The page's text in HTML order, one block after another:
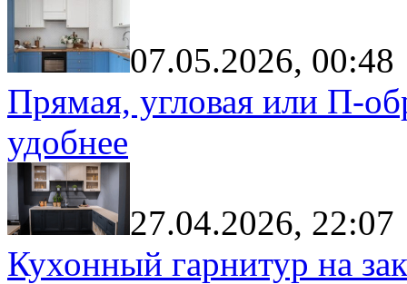
07.05.2026, 00:48
Прямая, угловая или П-
удобнее
27.04.2026, 22:07
Кухонный гарнитур на